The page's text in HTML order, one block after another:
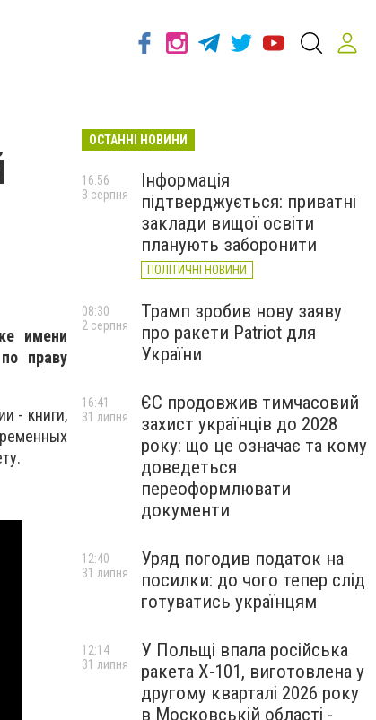
имени
праву
- книги,
ОСТАННІ НОВИНИ
Інформація
підтверджується: приватні
заклади вищої освіти
планують заборонити
ПОЛІТИЧНІ НОВИНИ
16:56
3 серпня
Трамп зробив нову заяву
про ракети Patriot для
України
08:30
2 серпня
ЄС продовжив тимчасовий
захист українців до 2028
року: що це означає та кому
доведеться
переоформлювати
документи
16:41
31 липня
Уряд погодив податок на
посилки: до чого тепер слід
готуватись українцям
12:40
31 липня
У Польщі впала російська
ракета X-101, виготовлена у
другому кварталі 2026 року
в Московській області -
12:14
31 липня